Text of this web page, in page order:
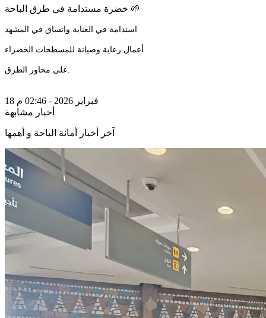
خضرة مستدامة في طرق الباحة 🌱
أعمال رعاية وصيانة للمسطحات الخضراء
على محاور الطرق.
18 فبراير 2026 - 02:46 م
أخبار مشابهة
آخر أخبار أمانة الباحة و أهمها